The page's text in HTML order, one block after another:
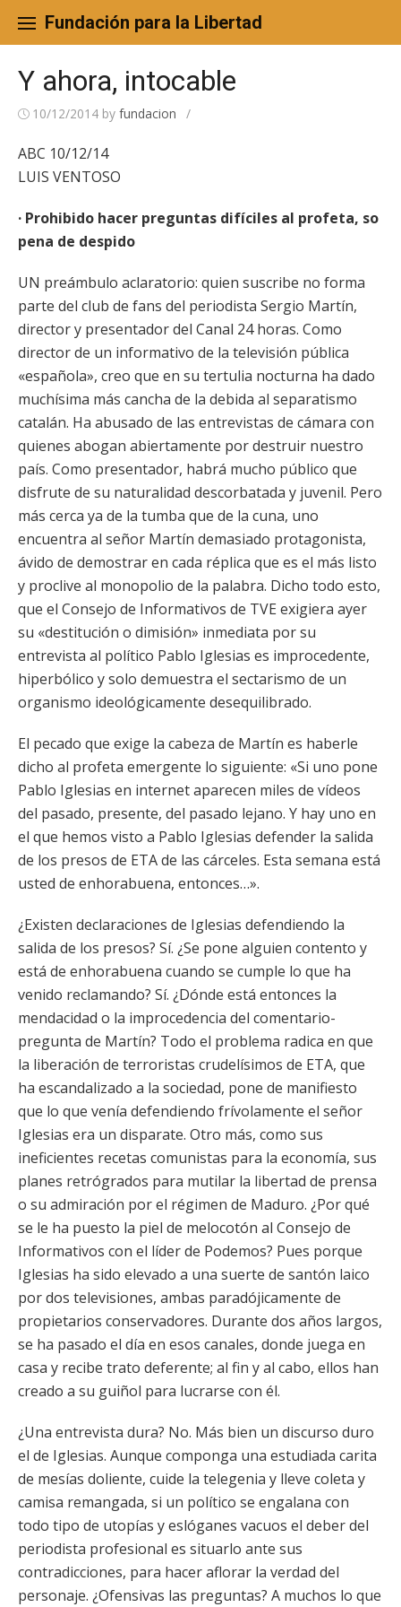
content
Fundación para la Libertad
Y ahora, intocable
10/12/2014 by fundacion /
ABC 10/12/14
LUIS VENTOSO
· Prohibido hacer preguntas difíciles al profeta, so
pena de despido
UN preámbulo aclaratorio: quien suscribe no forma
parte del club de fans del periodista Sergio Martín,
director y presentador del Canal 24 horas. Como
director de un informativo de la televisión pública
«española», creo que en su tertulia nocturna ha dado
muchísima más cancha de la debida al separatismo
catalán. Ha abusado de las entrevistas de cámara con
quienes abogan abiertamente por destruir nuestro
país. Como presentador, habrá mucho público que
disfrute de su naturalidad descorbatada y juvenil. Pero
más cerca ya de la tumba que de la cuna, uno
encuentra al señor Martín demasiado protagonista,
ávido de demostrar en cada réplica que es el más listo
y proclive al monopolio de la palabra. Dicho todo esto,
que el Consejo de Informativos de TVE exigiera ayer
su «destitución o dimisión» inmediata por su
entrevista al político Pablo Iglesias es improcedente,
hiperbólico y solo demuestra el sectarismo de un
organismo ideológicamente desequilibrado.
El pecado que exige la cabeza de Martín es haberle
dicho al profeta emergente lo siguiente: «Si uno pone
Pablo Iglesias en internet aparecen miles de vídeos
del pasado, presente, del pasado lejano. Y hay uno en
el que hemos visto a Pablo Iglesias defender la salida
de los presos de ETA de las cárceles. Esta semana está
usted de enhorabuena, entonces…».
¿Existen declaraciones de Iglesias defendiendo la
salida de los presos? Sí. ¿Se pone alguien contento y
está de enhorabuena cuando se cumple lo que ha
venido reclamando? Sí. ¿Dónde está entonces la
mendacidad o la improcedencia del comentario-
pregunta de Martín? Todo el problema radica en que
la liberación de terroristas crudelísimos de ETA, que
ha escandalizado a la sociedad, pone de manifiesto
que lo que venía defendiendo frívolamente el señor
Iglesias era un disparate. Otro más, como sus
ineficientes recetas comunistas para la economía, sus
planes retrógrados para mutilar la libertad de prensa
o su admiración por el régimen de Maduro. ¿Por qué
se le ha puesto la piel de melocotón al Consejo de
Informativos con el líder de Podemos? Pues porque
Iglesias ha sido elevado a una suerte de santón laico
por dos televisiones, ambas paradójicamente de
propietarios conservadores. Durante dos años largos,
se ha pasado el día en esos canales, donde juega en
casa y recibe trato deferente; al fin y al cabo, ellos han
creado a su guiñol para lucrarse con él.
¿Una entrevista dura? No. Más bien un discurso duro
el de Iglesias. Aunque componga una estudiada carita
de mesías doliente, cuide la telegenia y lleve coleta y
camisa remangada, si un político se engalana con
todo tipo de utopías y eslóganes vacuos el deber del
periodista profesional es situarlo ante sus
contradicciones, para hacer aflorar la verdad del
personaje. ¿Ofensivas las preguntas? A muchos lo que